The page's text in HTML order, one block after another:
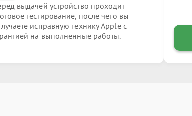
выдачей устройство проходит
тестирование, после чего вы
исправную технику Apple с
на выполненные работы.